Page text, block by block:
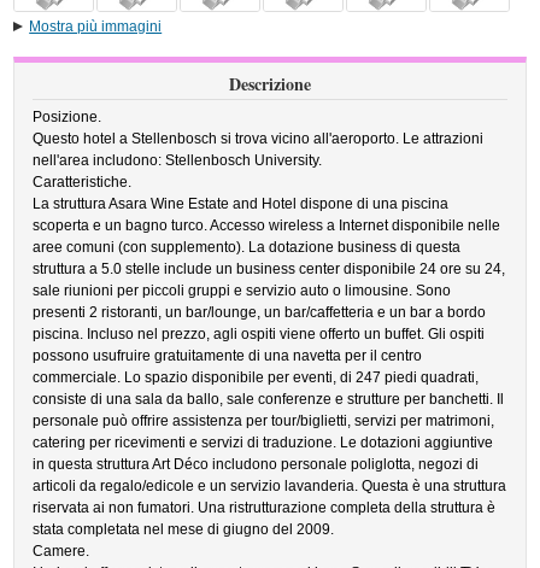
Mostra più immagini
Descrizione
Posizione.
Questo hotel a Stellenbosch si trova vicino all'aeroporto. Le attrazioni
nell'area includono: Stellenbosch University.
Caratteristiche.
La struttura Asara Wine Estate and Hotel dispone di una piscina
scoperta e un bagno turco. Accesso wireless a Internet disponibile nelle
aree comuni (con supplemento). La dotazione business di questa
struttura a 5.0 stelle include un business center disponibile 24 ore su 24,
sale riunioni per piccoli gruppi e servizio auto o limousine. Sono
presenti 2 ristoranti, un bar/lounge, un bar/caffetteria e un bar a bordo
piscina. Incluso nel prezzo, agli ospiti viene offerto un buffet. Gli ospiti
possono usufruire gratuitamente di una navetta per il centro
commerciale. Lo spazio disponibile per eventi, di 247 piedi quadrati,
consiste di una sala da ballo, sale conferenze e strutture per banchetti. Il
personale può offrire assistenza per tour/biglietti, servizi per matrimoni,
catering per ricevimenti e servizi di traduzione. Le dotazioni aggiuntive
in questa struttura Art Déco includono personale poliglotta, negozi di
articoli da regalo/edicole e un servizio lavanderia. Questa è una struttura
riservata ai non fumatori. Una ristrutturazione completa della struttura è
stata completata nel mese di giugno del 2009.
Camere.